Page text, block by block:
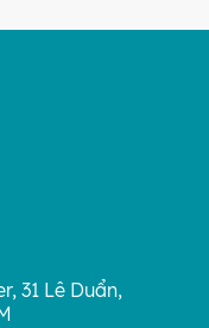
31 Lê Duẩn,